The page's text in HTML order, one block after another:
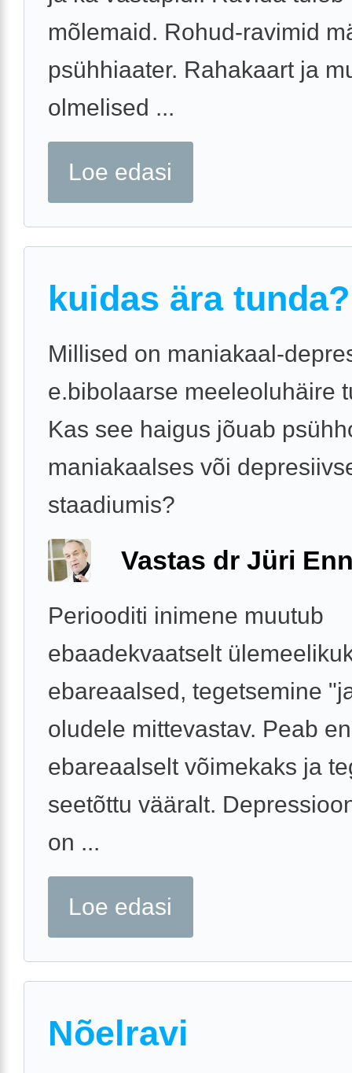
mõlemaid. Rohud-ravimid
psühhiaater. Rahakaart ja
olmelised ...
Loe edasi
kuidas ära tunda?
Millised on maniakaal-
e.bibolaarse meeleoluhäire
Kas see haigus jõuab
maniakaalses või
staadiumis?
Vastas dr Jüri
Periooditi inimene muutub
ebaadekvaatselt
ebareaalsed, tegetsemine
oludele mittevastav. Peab
ebareaalselt võimekaks ja
seetõttu vääralt.
on ...
Loe edasi
Nõelravi